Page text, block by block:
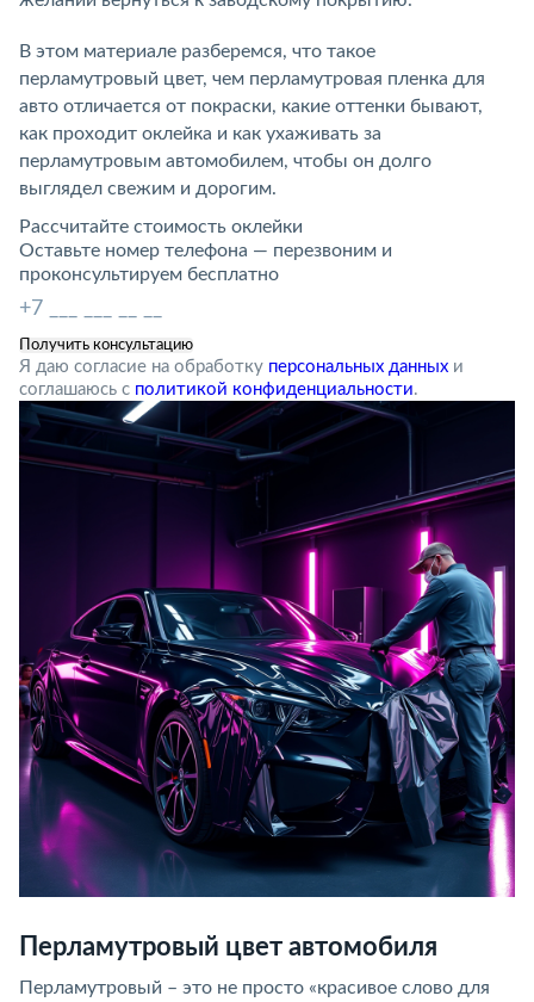
В этом материале разберемся, что такое
перламутровый цвет, чем перламутровая пленка для
авто отличается от покраски, какие оттенки бывают,
как проходит оклейка и как ухаживать за
перламутровым автомобилем, чтобы он долго
выглядел свежим и дорогим.
Рассчитайте стоимость оклейки
Оставьте номер телефона — перезвоним и
проконсультируем бесплатно
Я даю согласие на обработку персональных данных и
соглашаюсь с политикой конфиденциальности.
Перламутровый цвет автомобиля
Перламутровый – это не просто «красивое слово для